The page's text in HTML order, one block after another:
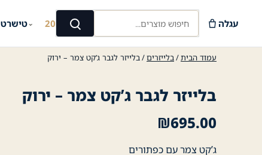
טישרט⌄ קיץ 2026 חיפוש מוצרים...
חיפוש עגלה
עמוד הבית/בלייזרים/ בלייזר לגבר ג’קט צמר – ירוק
בלייזר לגבר ג’קט צמר – ירוק
₪695.00
ג’קט צמר עם כפתורים